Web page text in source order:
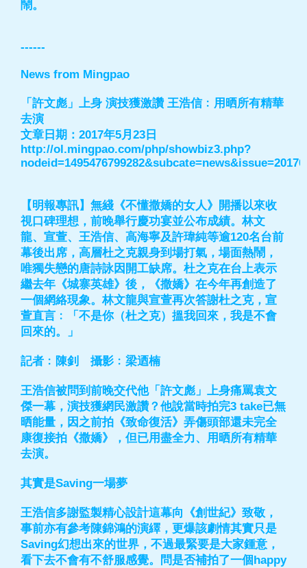
鬧。
------
News from Mingpao
「許文彪」上身 演技獲激讚 王浩信﹕用晒所有精華
去演
文章日期：2017年5月23日
http://ol.mingpao.com/php/showbiz3.php?
【明報專訊】無綫《不懂撒嬌的女人》開播以來收
視口碑理想，前晚舉行慶功宴並公布成績。林文
龍、宣萱、王浩信、高海寧及許瑋純等逾120名台前
幕後出席，高層杜之克親身到場打氣，場面熱鬧，
唯獨失戀的唐詩詠因開工缺席。杜之克在台上表示
繼去年《城寨英雄》後，《撒嬌》在今年再創造了
一個網絡現象。林文龍與宣萱再次答謝杜之克，宣
萱直言﹕「不是你（杜之克）搵我回來，我是不會
回來的。」
記者﹕陳釗 攝影﹕梁迺楠
王浩信被問到前晚交代他「許文彪」上身痛罵袁文
傑一幕，演技獲網民激讚？他說當時拍完3 take已無
晒能量，因之前拍《致命復活》弄傷頭部還未完全
康復接拍《撒嬌》，但已用盡全力、用晒所有精華
去演。
其實是Saving一場夢
王浩信多謝監製精心設計這幕向《創世紀》致敬，
事前亦有參考陳錦鴻的演繹，更爆該劇情其實只是
Saving幻想出來的世界，不過最緊要是大家鍾意，
看下去不會有不舒服感覺。問是否補拍了一個happy